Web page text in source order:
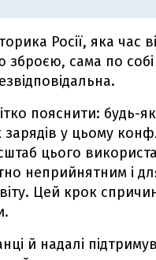
Росії, яка час
зброєю, сама по собі
пояснити: будь-
у цьому
цього
неприйнятним і
Цей крок
й надалі